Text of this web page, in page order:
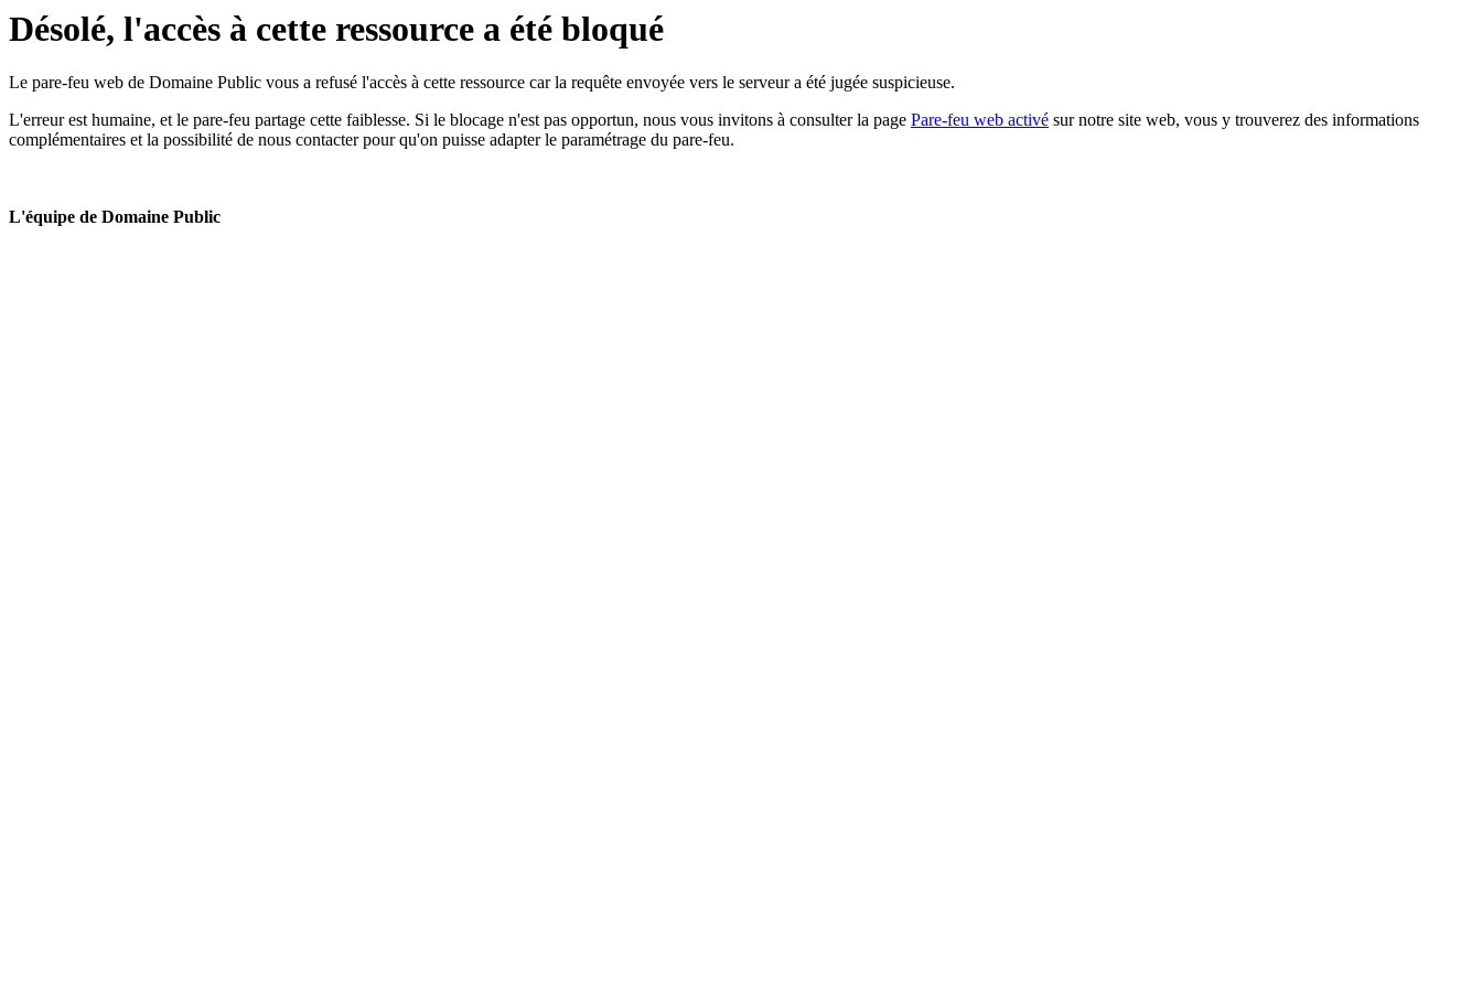
Désolé, l'accès à cette ressource a été bloqué
Le pare-feu web de Domaine Public vous a refusé l'accès à cette ressource car la requête envoyée vers le serveur a été jugée suspicieuse.
L'erreur est humaine, et le pare-feu partage cette faiblesse. Si le blocage n'est pas opportun, nous vous invitons à consulter la page Pare-feu web activé sur notre site web, vous y trouverez des informations
complémentaires et la possibilité de nous contacter pour qu'on puisse adapter le paramétrage du pare-feu.
L'équipe de Domaine Public